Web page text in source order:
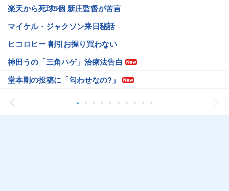
楽天から死球5個 新庄監督が苦言
マイケル・ジャクソン来日秘話
ヒコロヒー 割引お握り買わない
神田うの「三角ハゲ」治療法告白
堂本剛の投稿に「匂わせなの?」